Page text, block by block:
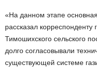
«На данном этапе
рассказал
Тимошихского сельского
долго согласовывали
существующей системе